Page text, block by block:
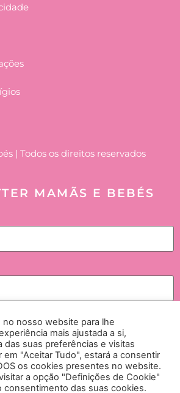
| Todos os direitos reservados
MAMÃS E BEBÉS
sejam tratados pela NGI – Lifesciences and
empresas do grupo e seus parceiros, e neste contexto
no nosso website para lhe
mais ajustada a si,
das suas preferências e visitas
em "Aceitar Tudo", estará a consentir
os cookies presentes no website.
a opção "Definições de Cookie"
consentimento das suas cookies.